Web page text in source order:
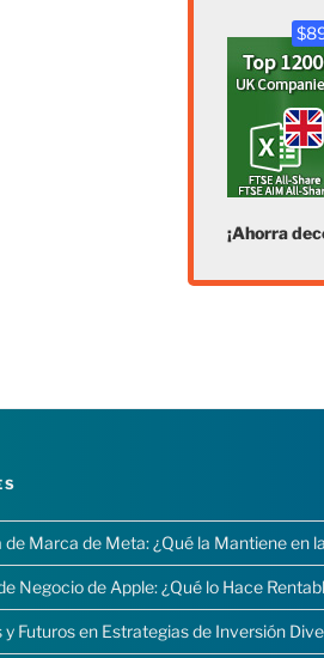
¡Ahorra
Marca de Meta: ¿Qué la Mantiene en
Negocio de Apple: ¿Qué lo Hace
y Futuros en Estrategias de Inversión